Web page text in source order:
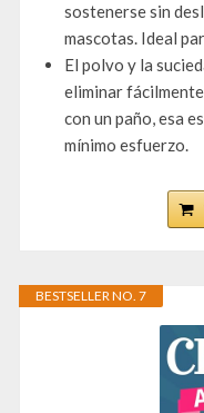
sostenerse sin
mascotas. Ideal
El polvo y la
eliminar
con un paño, esa
mínimo esfuerzo.
BESTSELLER NO. 7